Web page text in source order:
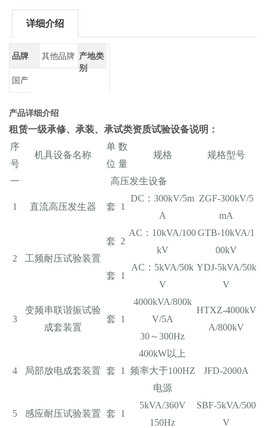
详细介绍
品牌 其他品牌 产地类
别
国产
产品详细介绍
租赁一级承修、承装、承试类资质试验设备说明：
序
号
机具设备名称
单
位
数
量
规格 规格型号
一 高压发生设备
1 直流高压发生器 套 1
DC：300kV/5m
A
ZGF-300kV/5
mA
2 工频耐压试验装置
套 2
AC：10kVA/100
kV
GTB-10kVA/1
00kV
套 1
AC：5kVA/50k
V
YDJ-5kVA/50k
V
3
变频串联谐振试验
成套装置
套 1
4000kVA/800k
V/5A
30～300Hz
HTXZ-4000kV
A/800kV
4 局部放电成套装置 套 1
400kW以上
频率大于100HZ
电源
JFD-2000A
5 感应耐压试验装置 套 1
5kVA/360V
150Hz
SBF-5kVA/500
V